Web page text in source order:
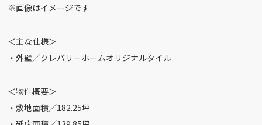
※画像はイメージです
＜主な仕様＞
・外壁／クレバリーホームオリジナルタイル
＜物件概要＞
・敷地面積／182.25坪